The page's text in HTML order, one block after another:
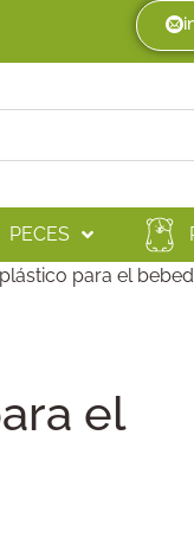
PECES
para el
el